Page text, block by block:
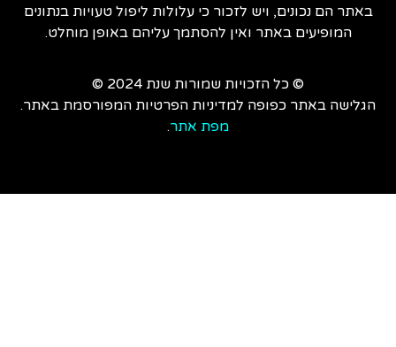
באתר הם נכונים, ויש לזכור כי עלולות ליפול טעויות בנתונים
המופיעים באתר ואין להסתמך עליהם באופן מוחלט.
© כל הזכויות שמורות שנת 2024 ©
הגלישה באתר כפופה למדיניות הפרטיות המפורסמת באתר.
מפת אתר.